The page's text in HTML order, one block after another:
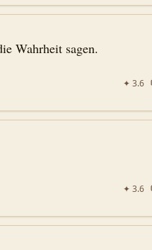
Wahrheit sagen.
✦ 3.6
✦ 3.6